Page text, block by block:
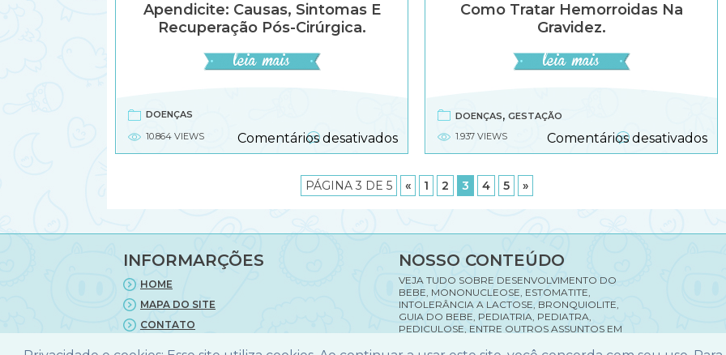
Apendicite: Causas, Sintomas E
Recuperação Pós-Cirúrgica.
DOENÇAS
10.864 VIEWS
Comentários desativadosem
Apendicite:
sintomas
e
recuperação
pós-
Como Tratar Hemorroidas Na
Gravidez.
DOENÇAS, GESTAÇÃO
1.937 VIEWS
Comentários desativadosem
PÁGINA 3 DE 5 « 1 2 3 4 5 »
INFORMARÇÕES
HOME
MAPA DO SITE
CONTATO
NOSSO CONTEÚDO
VEJA TUDO SOBRE DESENVOLVIMENTO DO
BEBE, MONONUCLEOSE, ESTOMATITE,
INTOLERÂNCIA A LACTOSE, BRONQUIOLITE,
GUIA DO BEBE, PEDIATRIA, PEDIATRA,
PEDICULOSE, ENTRE OUTROS ASSUNTOS EM